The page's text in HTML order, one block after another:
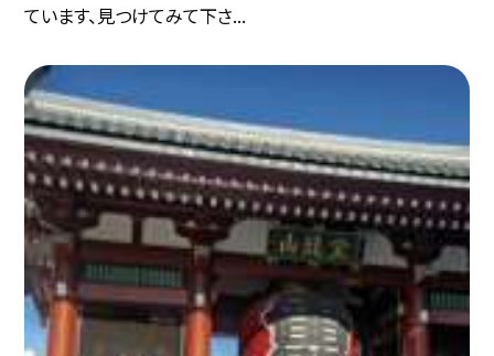
ています、見つけてみて下さ...